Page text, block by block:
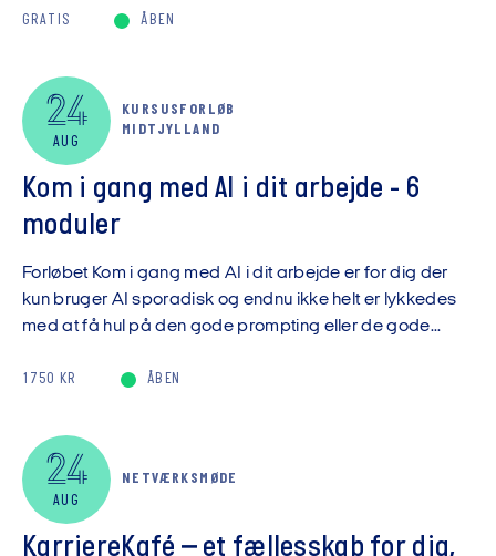
GRATIS ÅBEN
24
AUG
KURSUSFORLØB
MIDTJYLLAND
Kom i gang med AI i dit arbejde - 6
moduler
Forløbet Kom i gang med AI i dit arbejde er for dig der
kun bruger AI sporadisk og endnu ikke helt er lykkedes
med at få hul på den gode prompting eller de gode...
1750 KR ÅBEN
24
AUG
NETVÆRKSMØDE
KarriereKafé – et fællesskab for dig,